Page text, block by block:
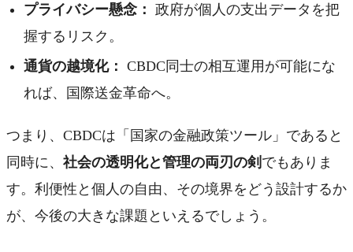
プライバシー懸念： 政府が個人の支出データを把
握するリスク。
通貨の越境化： CBDC同士の相互運用が可能にな
れば、国際送金革命へ。
つまり、CBDCは「国家の金融政策ツール」であると
同時に、 社会の透明化と管理の両刃の剣 でもありま
す。利便性と個人の自由、その境界をどう設計するか
が、今後の大きな課題といえるでしょう。